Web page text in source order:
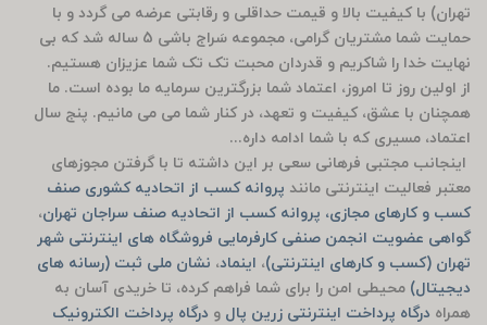
تهران) با کیفیت بالا و قیمت حداقلی و رقابتی عرضه می گردد و با
حمایت شما مشتریان گرامی، مجموعه سَراج باشی 5 ساله شد که بی
نهایت خدا را شاکریم و قدردان محبت تک تک شما عزیزان هستیم.
از اولین روز تا امروز، اعتماد شما بزرگترین سرمایه ما بوده است. ما
همچنان با عشق، کیفیت و تعهد، در کنار شما می می مانیم. پنج سال
اعتماد، مسیری که با شما ادامه داره...
اینجانب مجتبی فرهانی سعی بر این داشته تا با گرفتن مجوزهای
معتبر فعالیت اینترنتی مانند پروانه کسب از اتحادیه کشوری صنف
کسب و کارهای مجازی، پروانه کسب از اتحادیه صنف سراجان تهران،
گواهی عضویت انجمن صنفی کارفرمایی فروشگاه های اینترنتی شهر
تهران (کسب و کارهای اینترنتی)، اینماد، نشان ملی ثبت (رسانه های
دیجیتال) محیطی امن را برای شما فراهم کرده، تا خریدی آسان به
همراه درگاه پرداخت اینترنتی زرین پال و درگاه پرداخت الکترونیک